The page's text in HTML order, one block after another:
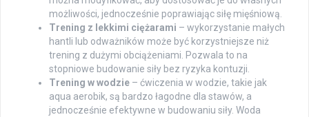
możliwości, jednocześnie poprawiając siłę mięśniową.
Trening z lekkimi ciężarami – wykorzystanie małych
hantli lub odważników może być korzystniejsze niż
trening z dużymi obciążeniami. Pozwala to na
stopniowe budowanie siły bez ryzyka kontuzji.
Trening w wodzie – ćwiczenia w wodzie, takie jak
aqua aerobik, są bardzo łagodne dla stawów, a
jednocześnie efektywne w budowaniu siły. Woda